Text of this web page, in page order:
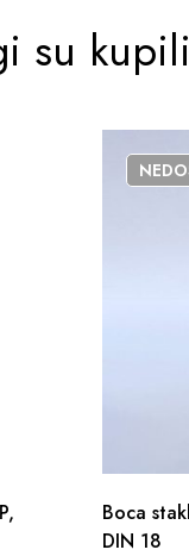
su
Boca
DIN 18